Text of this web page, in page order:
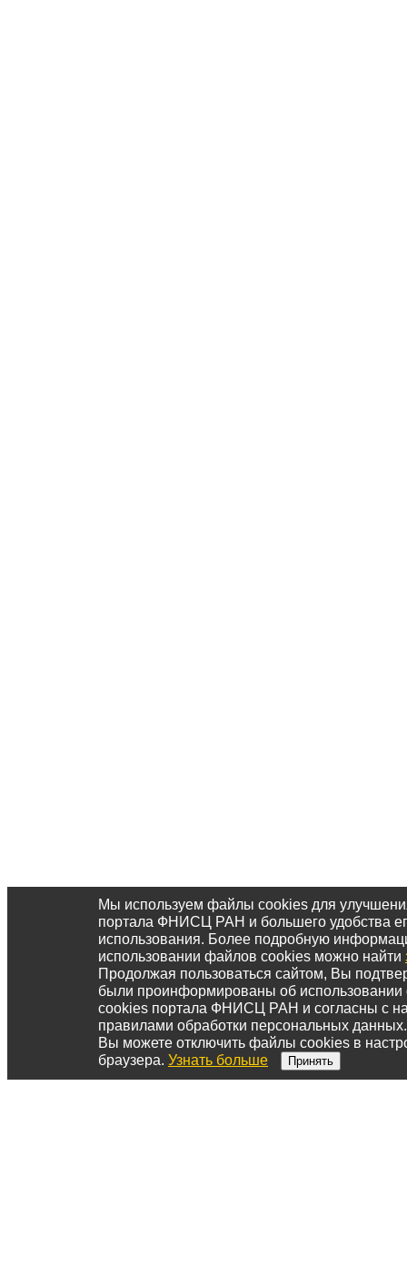
Мы используем файлы cookies для
портала ФНИСЦ РАН и большего удобства
использования. Более подробную
использовании файлов cookies можно найти
Продолжая пользоваться сайтом, Вы
были проинформированы об
cookies портала ФНИСЦ РАН и согласны с
правилами обработки персональных данных.
Вы можете отключить файлы cookies в
браузера. Узнать больше Принять